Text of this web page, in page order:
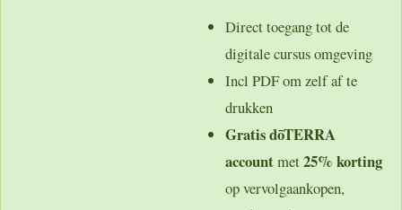
Direct toegang tot de
digitale cursus omgeving
Incl PDF om zelf af te
drukken
Gratis dōTERRA
accountmet25% korting
op vervolgaankopen,